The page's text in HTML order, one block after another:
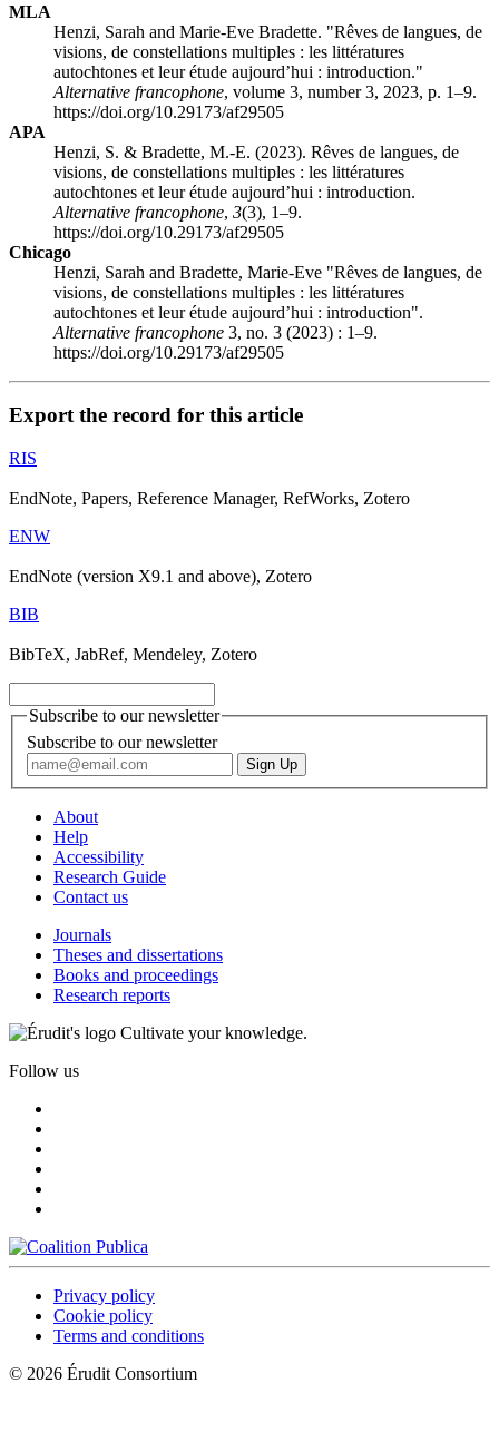
MLA
Henzi, Sarah and Marie-Eve Bradette. "Rêves de langues, de
visions, de constellations multiples : les littératures
autochtones et leur étude aujourd’hui : introduction."
Alternative francophone, volume 3, number 3, 2023, p. 1–9.
https://doi.org/10.29173/af29505
APA
Henzi, S. & Bradette, M.-E. (2023). Rêves de langues, de
visions, de constellations multiples : les littératures
autochtones et leur étude aujourd’hui : introduction.
Alternative francophone, 3(3), 1–9.
https://doi.org/10.29173/af29505
Chicago
Henzi, Sarah and Bradette, Marie-Eve "Rêves de langues, de
visions, de constellations multiples : les littératures
autochtones et leur étude aujourd’hui : introduction".
Alternative francophone 3, no. 3 (2023) : 1–9.
https://doi.org/10.29173/af29505
Export the record for this article
RIS
EndNote, Papers, Reference Manager, RefWorks, Zotero
ENW
EndNote (version X9.1 and above), Zotero
BIB
BibTeX, JabRef, Mendeley, Zotero
Subscribe to our newsletter
Subscribe to our newsletter
About
Help
Accessibility
Research Guide
Contact us
Journals
Theses and dissertations
Books and proceedings
Research reports
Cultivate your knowledge.
Follow us
Privacy policy
Cookie policy
Terms and conditions
© 2026 Érudit Consortium